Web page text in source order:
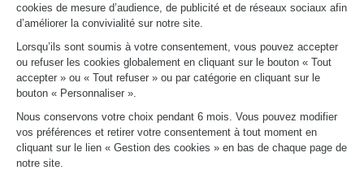
cookies de mesure d’audience, de publicité et de réseaux sociaux afin
d’améliorer la convivialité sur notre site.
Lorsqu’ils sont soumis à votre consentement, vous pouvez accepter
ou refuser les cookies globalement en cliquant sur le bouton « Tout
accepter » ou « Tout refuser » ou par catégorie en cliquant sur le
bouton « Personnaliser ».
Nous conservons votre choix pendant 6 mois. Vous pouvez modifier
vos préférences et retirer votre consentement à tout moment en
cliquant sur le lien « Gestion des cookies » en bas de chaque page de
notre site.
fonctionnelles et adaptées aux exigences modernes. Chez
équipements pour rendre votre cuisine aussi pratique
qu’esthétique. Électroménagers encastrés de haute
technologie, solutions de rangement optimisées, éclairages
belle et ergonomique.
LIENS UTILES
Promotions
Fiches produits
Guides de pose et d’entretien
Consulter notre catalogue
À PROPOS
Actualités du groupe